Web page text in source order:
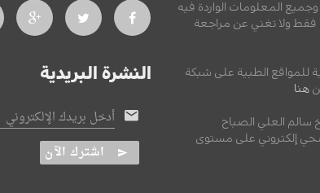
المعلومات الواردة فيه
ولا تغني عن مراجعة
للمواقع الطبية على شبكة
هنا
العلي الصباح
إلكتروني على مستوى
النشرة البريدية
أدخل بريدك الإلكتروني
اشترك الآن